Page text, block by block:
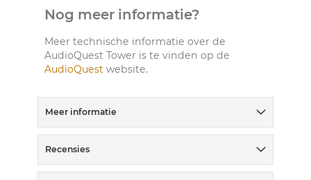
Nog meer informatie?
Meer technische informatie over de
AudioQuest Tower is te vinden op de
AudioQuest website.
Meer informatie
Recensies